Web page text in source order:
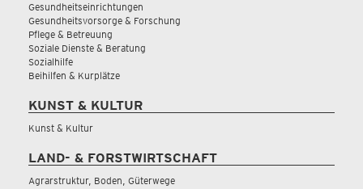
Gesundheitseinrichtungen
Gesundheitsvorsorge & Forschung
Pflege & Betreuung
Soziale Dienste & Beratung
Sozialhilfe
Beihilfen & Kurplätze
KUNST & KULTUR
Kunst & Kultur
LAND- & FORSTWIRTSCHAFT
Agrarstruktur, Boden, Güterwege